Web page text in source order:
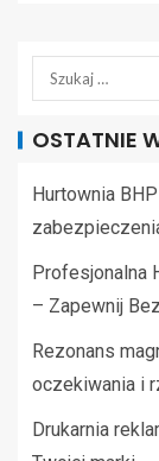
OSTATNIE
Hurtownia
Profesjonalna
– Zapewnij
Rezonans
oczekiwania i
Drukarnia